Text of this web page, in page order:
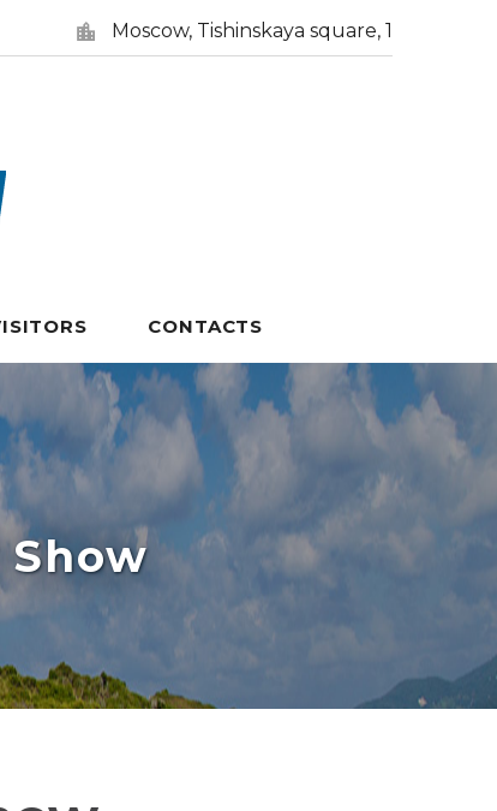
Moscow, Tishinskaya square, 1
CONTACTS